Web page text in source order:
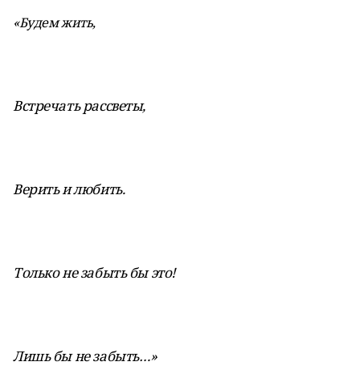
«Будем жить,
Встречать рассветы,
Верить и любить.
Только не забыть бы это!
Лишь бы не забыть…»